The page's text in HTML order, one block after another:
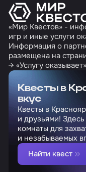
«Мир Квестов» -
игр и иные услуги
Информация о
размещена на
→ «Услугу
Квесты в
вкус
Квесты в
и друзьями!
комнаты для
и незабываемых
Найти квест